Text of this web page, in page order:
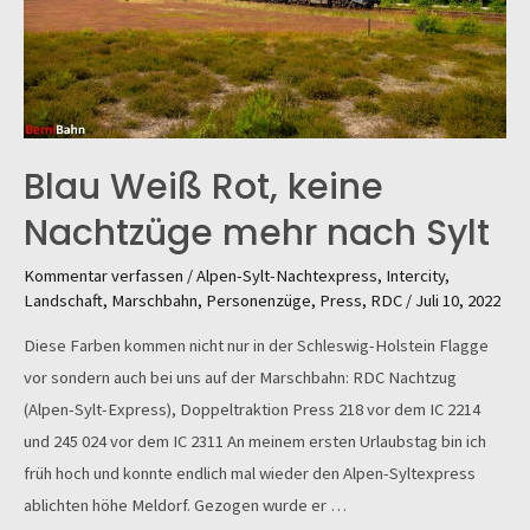
Blau Weiß Rot, keine
Nachtzüge mehr nach Sylt
Kommentar verfassen /Alpen-Sylt-Nachtexpress, Intercity,
Landschaft, Marschbahn, Personenzüge, Press, RDC / Juli 10, 2022
Diese Farben kommen nicht nur in der Schleswig-Holstein Flagge
vor sondern auch bei uns auf der Marschbahn: RDC Nachtzug
(Alpen-Sylt-Express), Doppeltraktion Press 218 vor dem IC 2214
und 245 024 vor dem IC 2311 An meinem ersten Urlaubstag bin ich
früh hoch und konnte endlich mal wieder den Alpen-Syltexpress
ablichten höhe Meldorf. Gezogen wurde er …